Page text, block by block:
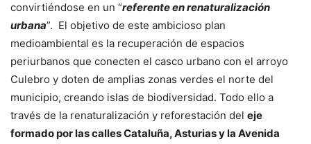
convirtiéndose en un “referente en renaturalización
urbana”. El objetivo de este ambicioso plan
medioambiental es la recuperación de espacios
periurbanos que conecten el casco urbano con el arroyo
Culebro y doten de amplias zonas verdes el norte del
municipio, creando islas de biodiversidad. Todo ello a
través de la renaturalización y reforestación del eje
formado por las calles Cataluña, Asturias y la Avenida